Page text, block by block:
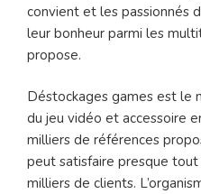
convient et les passionnés
leur bonheur parmi les
propose.
Déstockages games est le
du jeu vidéo et accessoire
milliers de références
peut satisfaire presque
milliers de clients.